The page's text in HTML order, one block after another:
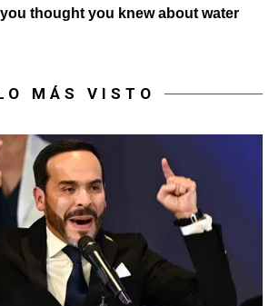
MÁS VISTO